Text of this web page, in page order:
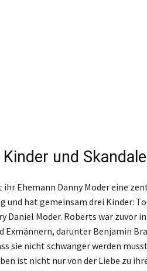
und Skandale
Ehemann Danny Moder eine
hat gemeinsam drei Kinder:
Daniel Moder. Roberts war zuvor
Exmännern, darunter Benjamin
sie nicht schwanger werden
ist nicht nur von der Liebe zu